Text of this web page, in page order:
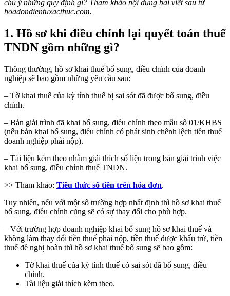
chú ý những quy định gì? Tham khảo nội dung bài viết sau từ
hoadondientuxacthuc.com.
1. Hồ sơ khi điều chỉnh lại quyết toán thuế
TNDN gồm những gì?
Thông thường, hồ sơ khai thuế bổ sung, điều chỉnh của doanh
nghiệp sẽ bao gồm những yêu cầu sau:
– Tờ khai thuế của kỳ tính thuế bị sai sót đã được bổ sung, điều
chỉnh.
– Bản giải trình đã khai bổ sung, điều chỉnh theo mẫu số 01/KHBS
(nếu bản khai bổ sung, điều chỉnh có phát sinh chênh lệch tiền thuế
doanh nghiệp phải nộp).
– Tài liệu kèm theo nhằm giải thích số liệu trong bản giải trình việc
khai bổ sung, điều chỉnh thuế TNDN.
>> Tham khảo: Tiêu thức số tiền trên hóa đơn.
Tuy nhiên, nếu với một số trường hợp nhất định thì hồ sơ khai thuế
bổ sung, điều chỉnh cũng sẽ có sự thay đổi cho phù hợp.
– Với trường hợp doanh nghiệp khai bổ sung hồ sơ khai thuế và
không làm thay đổi tiền thuế phải nộp, tiền thuế được khấu trừ, tiền
thuế đề nghị hoàn thì hồ sơ khai thuế bổ sung sẽ bao gồm:
Tờ khai thuế của kỳ tính thuế có sai sót đã bổ sung, điều
chỉnh.
Tài liệu giải thích kèm theo.